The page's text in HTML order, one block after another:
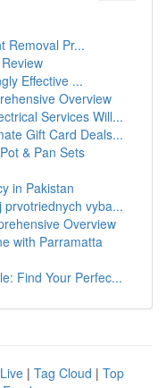
Removal Pr...
Effective ...
Overview
Services Will...
Gift Card Deals...
& Pan Sets
in Pakistan
vyba...
Overview
with Parramatta
Find Your Perfec...
Live | Tag Cloud | Top